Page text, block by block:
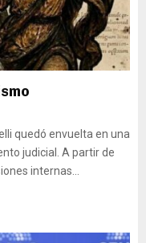
quedó envuelta en una
judicial. A partir de
internas...